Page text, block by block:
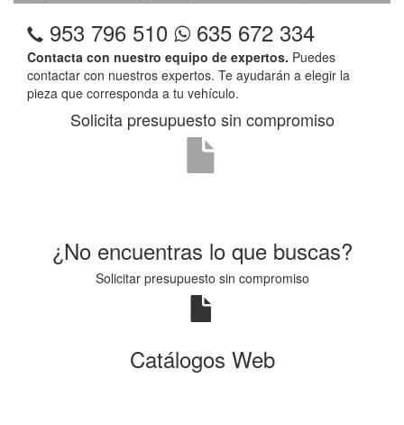
953 796 510 635 672 334
Contacta con nuestro equipo de expertos. Puedes
contactar con nuestros expertos. Te ayudarán a elegir la
pieza que corresponda a tu vehículo.
Solicita presupuesto sin compromiso
¿No encuentras lo que buscas?
Solicitar presupuesto sin compromiso
Catálogos Web